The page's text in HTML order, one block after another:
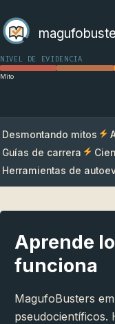
NIVEL DE EVIDENCIA
Mito
Desmontando mitos
Guías de carrera
Herramientas de
Aprende
funciona
MagufoBusters
pseudocientíficos.